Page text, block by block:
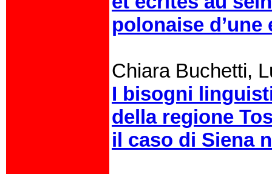
polonaise
Chiara Buchetti,
I bisogni
della regione
il caso di Siena